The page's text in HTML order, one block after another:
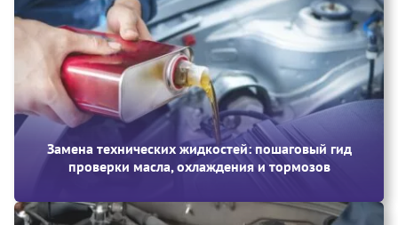
Замена технических жидкостей: пошаговый гид
проверки масла, охлаждения и тормозов